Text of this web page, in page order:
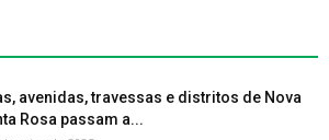
avenidas, travessas e distritos de Nova
Rosa passam a...